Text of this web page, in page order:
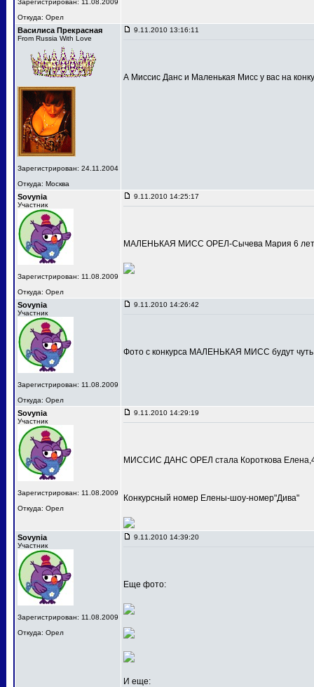
Зарегистрирован: 11.08.2009
Откуда: Орел
Василиса Прекрасная
From Russia With Love
Зарегистрирован: 24.11.2004
Откуда: Москва
9.11.2010 13:16:11
А Миссис Данс и Маленькая Мисс у вас на
Sovynia
Участник
Зарегистрирован: 11.08.2009
Откуда: Орел
9.11.2010 14:25:17
МАЛЕНЬКАЯ МИСС ОРЕЛ-Сычева Мария 6
Sovynia
Участник
Зарегистрирован: 11.08.2009
Откуда: Орел
9.11.2010 14:26:42
Фото с конкурса МАЛЕНЬКАЯ МИСС будут
Sovynia
Участник
Зарегистрирован: 11.08.2009
Откуда: Орел
9.11.2010 14:29:19
МИССИС ДАНС ОРЕЛ стала Короткова
Конкурсный номер Елены-шоу-номер"Дива"
Sovynia
Участник
Зарегистрирован: 11.08.2009
Откуда: Орел
9.11.2010 14:39:20
Еще фото:
И еще: